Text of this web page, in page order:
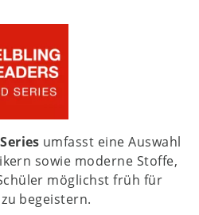
umfasst eine Auswahl
sowie moderne Stoffe,
möglichst früh für
begeistern.